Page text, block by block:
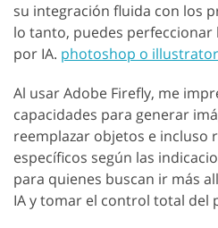
su integración fluida con los
lo tanto, puedes perfeccionar
por IA. photoshop o illustrator
Al usar Adobe Firefly, me
capacidades para generar
reemplazar objetos e incluso
específicos según las
para quienes buscan ir más
IA y tomar el control total del